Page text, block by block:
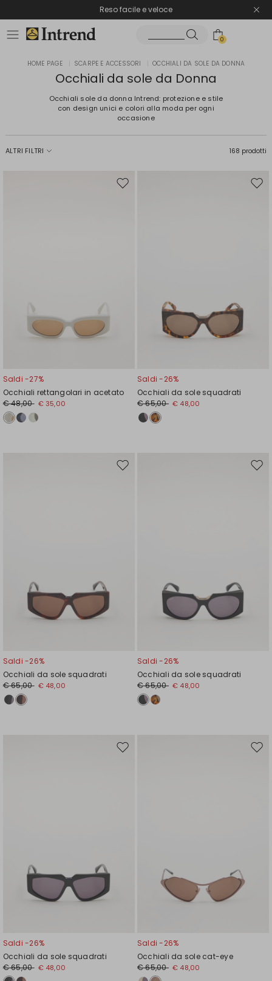
Spedizione gratuita
Reso facile e veloce
0
HOME PAGE SCARPE E ACCESSORI OCCHIALI DA SOLE DA DONNA
Occhiali da sole da Donna
Occhiali sole da donna Intrend: protezione e stile
con design unici e colori alla moda per ogni
occasione
ALTRI FILTRI 168 prodotti
Sposta
Saldi -27%
Occhiali rettangolari in acetato
€ 48,00 € 35,00
Saldi -26%
Occhiali da sole squadrati
€ 65,00 € 48,00
Sposta
Saldi -26%
Occhiali da sole squadrati
€ 65,00 € 48,00
Saldi -26%
Occhiali da sole squadrati
€ 65,00 € 48,00
Sposta
Saldi -26%
Occhiali da sole squadrati
€ 65,00 € 48,00
Saldi -26%
Occhiali da sole cat-eye
€ 65,00 € 48,00